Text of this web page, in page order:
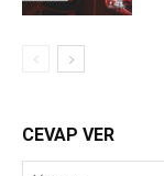
CEVAP VER